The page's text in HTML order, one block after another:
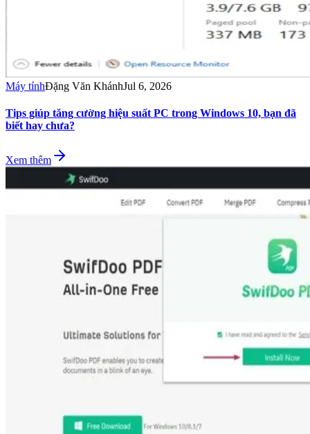
Máy tínhĐặng Văn KhánhJul 6, 2026
Tips giúp tăng cường hiệu suất PC trong Windows 10, bạn đã
biết hay chưa?
Xem thêm